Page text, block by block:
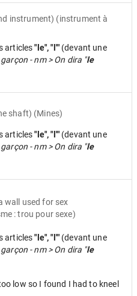
instrument) (instrument à
articles"le", "l'" (devant une
garçon - nm > On dira "le
shaft) (Mines)
articles"le", "l'" (devant une
garçon - nm > On dira "le
wall used for sex
: trou pour sexe)
articles"le", "l'" (devant une
garçon - nm > On dira "le
low so I found I had to kneel